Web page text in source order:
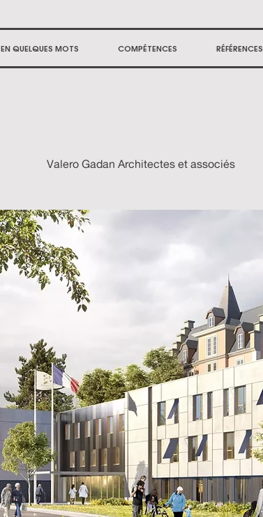
EN QUELQUES MOTS COMPÉTENCES RÉFÉRENCES
Valero Gadan Architectes et associés